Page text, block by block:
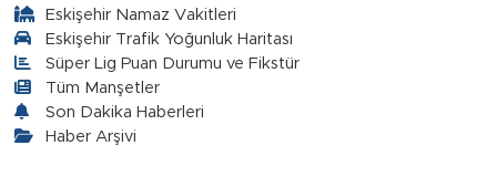
Eskişehir Namaz Vakitleri
Eskişehir Trafik Yoğunluk Haritası
Süper Lig Puan Durumu ve Fikstür
Tüm Manşetler
Son Dakika Haberleri
Haber Arşivi